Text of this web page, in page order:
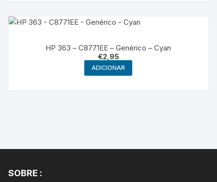
HP 363 – C8771EE – Genérico – Cyan
€2,95
ADICIONAR
SOBRE :